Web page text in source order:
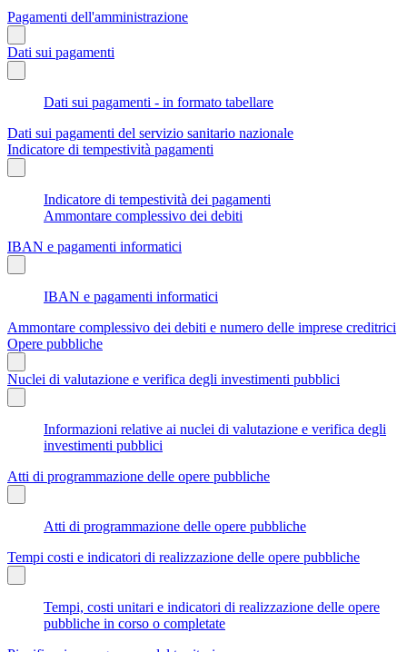
Pagamenti dell'amministrazione
Dati sui pagamenti
Dati sui pagamenti - in formato tabellare
Dati sui pagamenti del servizio sanitario nazionale
Indicatore di tempestività pagamenti
Indicatore di tempestività dei pagamenti
Ammontare complessivo dei debiti
IBAN e pagamenti informatici
IBAN e pagamenti informatici
Ammontare complessivo dei debiti e numero delle imprese creditrici
Opere pubbliche
Nuclei di valutazione e verifica degli investimenti pubblici
Informazioni relative ai nuclei di valutazione e verifica degli
investimenti pubblici
Atti di programmazione delle opere pubbliche
Atti di programmazione delle opere pubbliche
Tempi costi e indicatori di realizzazione delle opere pubbliche
Tempi, costi unitari e indicatori di realizzazione delle opere
pubbliche in corso o completate